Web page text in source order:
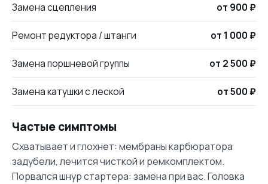
Замена сцепления от 900 ₽
Ремонт редуктора / штанги от 1 000 ₽
Замена поршневой группы от 2 500 ₽
Замена катушки с леской от 500 ₽
Частые симптомы
Схватывает и глохнет: мембраны карбюратора
задубели, лечится чисткой и ремкомплектом.
Порвался шнур стартера: замена при вас. Головка